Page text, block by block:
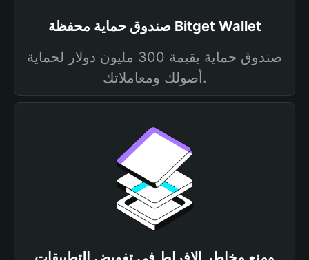
صندوق حماية محفظة Bitget Wallet
صندوق حماية بقيمة 300 مليون دولار لحماية
أصولك ومعاملاتك.